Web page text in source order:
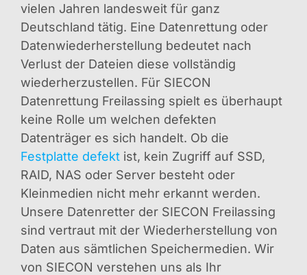
vielen Jahren landesweit für ganz
Deutschland tätig. Eine Datenrettung oder
Datenwiederherstellung bedeutet nach
Verlust der Dateien diese vollständig
wiederherzustellen. Für SIECON
Datenrettung Freilassing spielt es überhaupt
keine Rolle um welchen defekten
Datenträger es sich handelt. Ob die
Festplatte defektist, kein Zugriff auf SSD,
RAID, NAS oder Server besteht oder
Kleinmedien nicht mehr erkannt werden.
Unsere Datenretter der SIECON Freilassing
sind vertraut mit der Wiederherstellung von
Daten aus sämtlichen Speichermedien. Wir
von SIECON verstehen uns als Ihr